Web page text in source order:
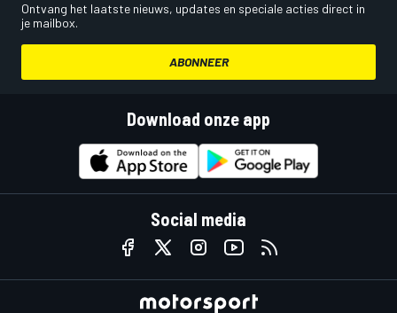
Ontvang het laatste nieuws, updates en speciale acties direct in
je mailbox.
ABONNEER
Download onze app
Social media